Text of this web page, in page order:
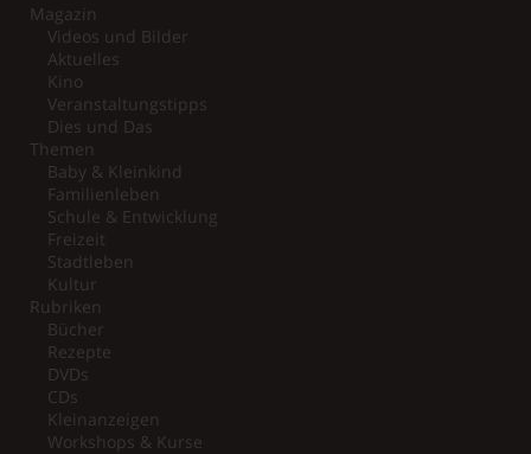
Magazin
Videos und Bilder
Aktuelles
Kino
Veranstaltungstipps
Dies und Das
Themen
Baby & Kleinkind
Familienleben
Schule & Entwicklung
Freizeit
Stadtleben
Kultur
Rubriken
Bücher
Rezepte
DVDs
CDs
Kleinanzeigen
Workshops & Kurse